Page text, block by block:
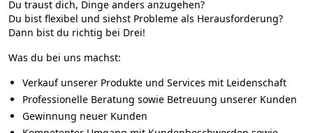
Du traust dich, Dinge anders anzugehen?
Du bist flexibel und siehst Probleme als Herausforderung?
Dann bist du richtig bei Drei!
Was du bei uns machst:
Verkauf unserer Produkte und Services mit Leidenschaft
Professionelle Beratung sowie Betreuung unserer Kunden
Gewinnung neuer Kunden